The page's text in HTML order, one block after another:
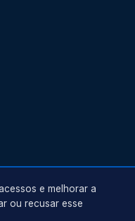
e melhorar a
ou recusar esse